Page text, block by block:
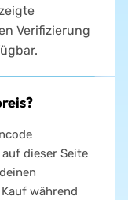
Verifizierung
dieser Seite
während